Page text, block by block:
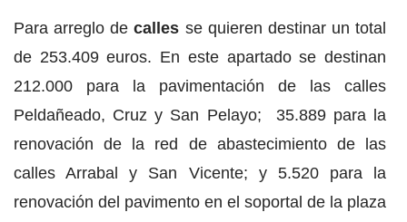
Para arreglo decalles se quieren destinar un total
de 253.409 euros. En este apartado se destinan
212.000 para la pavimentación de las calles
Peldañeado, Cruz y San Pelayo; 35.889 para la
renovación de la red de abastecimiento de las
calles Arrabal y San Vicente; y 5.520 para la
renovación del pavimento en el soportal de la plaza